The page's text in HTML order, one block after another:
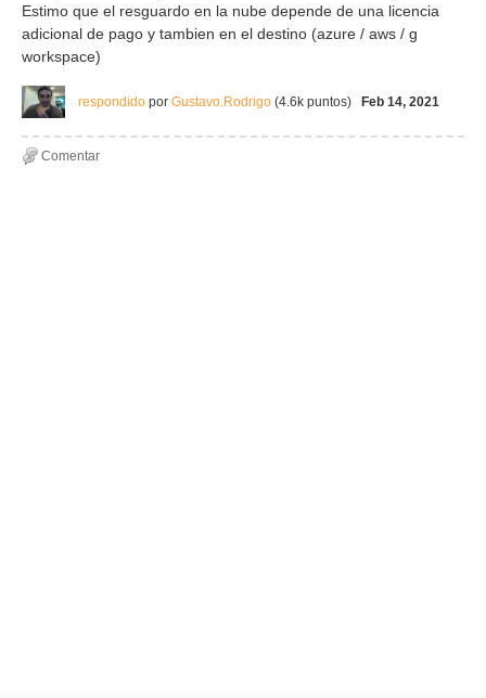
Estimo que el resguardo en la nube depende de una licencia
adicional de pago y tambien en el destino (azure / aws / g
workspace)
respondido por Gustavo.Rodrigo (4.6k puntos) Feb 14, 2021